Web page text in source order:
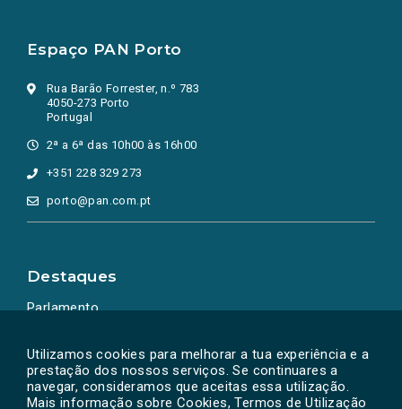
Utilizamos cookies para melhorar a tua experiência e a
prestação dos nossos serviços. Se continuares a
navegar, consideramos que aceitas essa utilização.
Mais informação sobre Cookies, Termos de Utilização
Espaço PAN Porto
Rua Barão Forrester, n.º 783
4050-273 Porto
Portugal
2ª a 6ª das 10h00 às 16h00
+351 228 329 273
porto@pan.com.pt
Destaques
Parlamento